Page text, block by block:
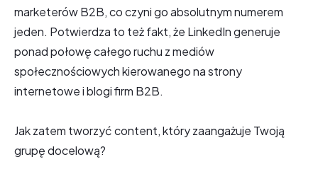
marketerów B2B, co czyni go absolutnym numerem
jeden. Potwierdza to też fakt, że LinkedIn generuje
ponad połowę całego ruchu z mediów
społecznościowych kierowanego na strony
internetowe i blogi firm B2B.
Jak zatem tworzyć content, który zaangażuje Twoją
grupę docelową?